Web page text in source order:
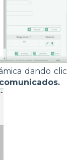
dando clic